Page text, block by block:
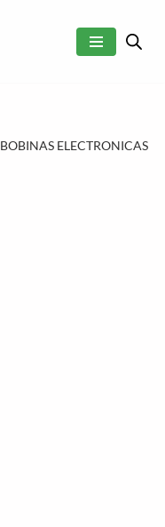
BOBINAS ELECTRONICAS